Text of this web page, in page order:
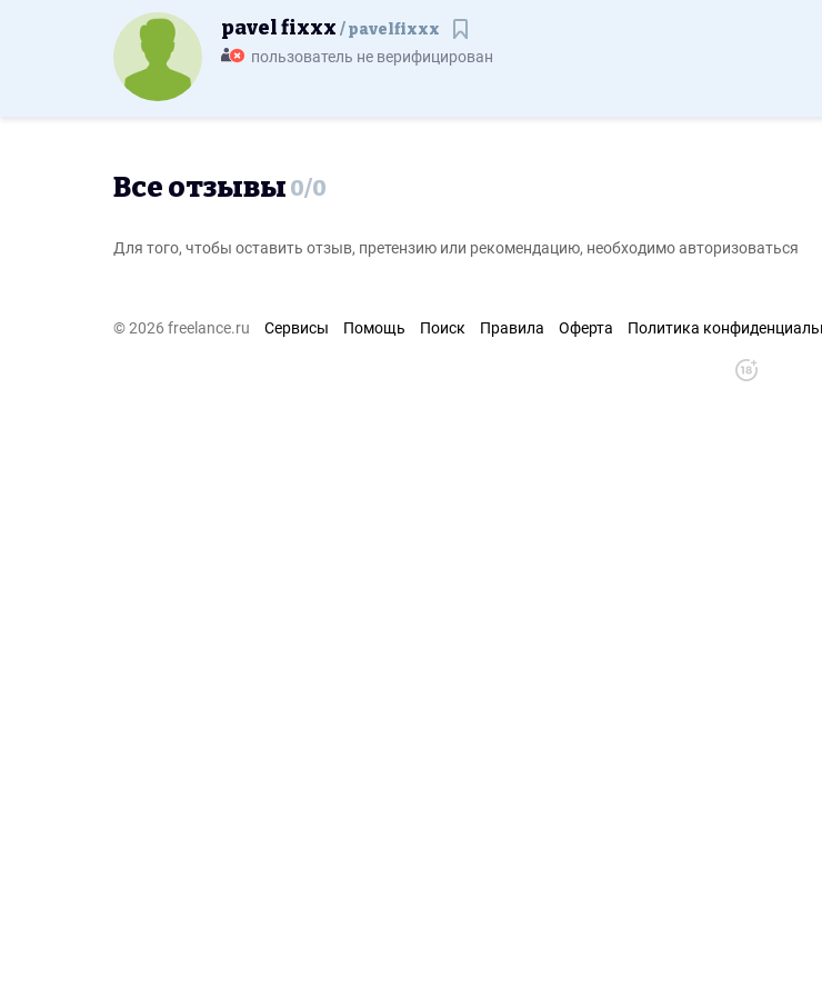
pavel fixxx pavelfixxx -
pavel fixxx pavelfixxx
Сохранить контакт
пользователь не верифицирован
Все отзывы 0/0
Для того, чтобы оставить отзыв, претензию или рекомендацию, необходимо авторизоваться
© 2026 freelance.ru Сервисы Помощь Поиск Правила Оферта Политика